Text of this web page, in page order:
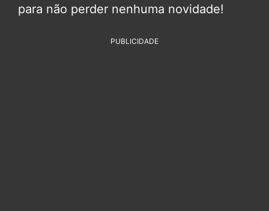
para não perder nenhuma novidade!
PUBLICIDADE